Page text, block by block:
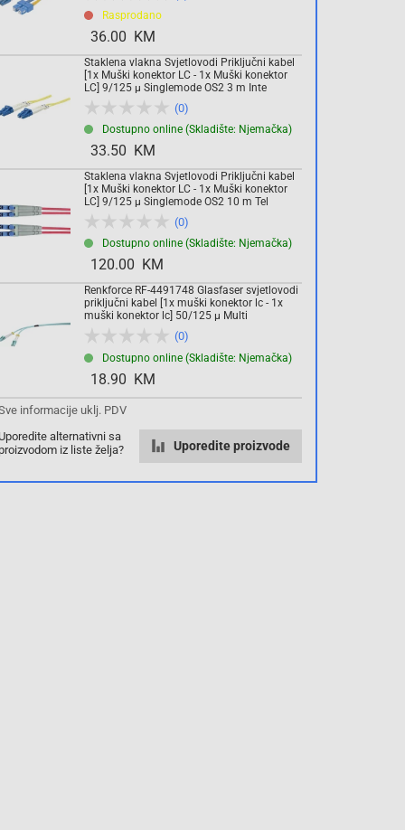
Rasprodano
36.00 KM
Staklena vlakna Svjetlovodi Priključni kabel
[1x Muški konektor LC - 1x Muški konektor
LC] 9/125 µ Singlemode OS2 3 m Inte
(0)
Dostupno online (Skladište: Njemačka)
33.50 KM
Staklena vlakna Svjetlovodi Priključni kabel
[1x Muški konektor LC - 1x Muški konektor
LC] 9/125 µ Singlemode OS2 10 m Tel
(0)
Dostupno online (Skladište: Njemačka)
120.00 KM
Renkforce RF-4491748 Glasfaser svjetlovodi
priključni kabel [1x muški konektor lc - 1x
muški konektor lc] 50/125 µ Multi
(0)
Dostupno online (Skladište: Njemačka)
18.90 KM
informacije uklj. PDV
alternativni sa
iz liste želja?
Uporedite proizvode
sa PDV Troškovi dostave
Komada
Dodaj u košaricu